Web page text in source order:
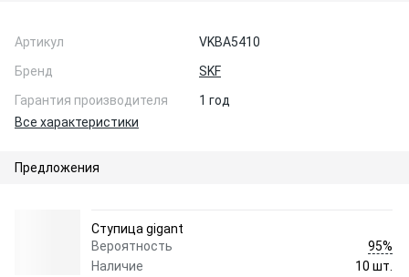
Артикул
VKBA5410
Бренд
SKF
Гарантия производителя
1 год
Все характеристики
Предложения
Ступица gigant
Вероятность
95%
Наличие
10 шт.